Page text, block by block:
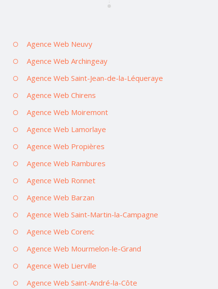
Agence Web Neuvy
Agence Web Archingeay
Agence Web Saint-Jean-de-la-Léqueraye
Agence Web Chirens
Agence Web Moiremont
Agence Web Lamorlaye
Agence Web Propières
Agence Web Rambures
Agence Web Ronnet
Agence Web Barzan
Agence Web Saint-Martin-la-Campagne
Agence Web Corenc
Agence Web Mourmelon-le-Grand
Agence Web Lierville
Agence Web Saint-André-la-Côte